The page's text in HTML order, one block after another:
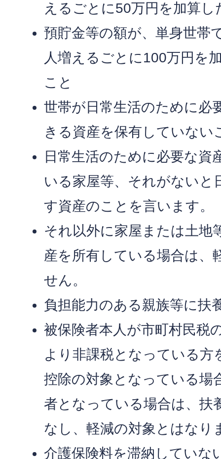
えるごとに50万円を加算
預貯金等の額が、単身世帯
人増えるごとに100万円を
こと
世帯が日常生活のために必
きる資産を保有していない
日常生活のために必要な資
いる家屋等、それがないと
す資産のことを言います。
それ以外に家屋または土地
産を所有している場合は、
せん。
負担能力のある親族等に扶
被保険者本人が市町村民税
より非課税となっている方
控除の対象となっている場
者となっている場合は、扶
なし、軽減の対象とはなり
介護保険料を滞納していな